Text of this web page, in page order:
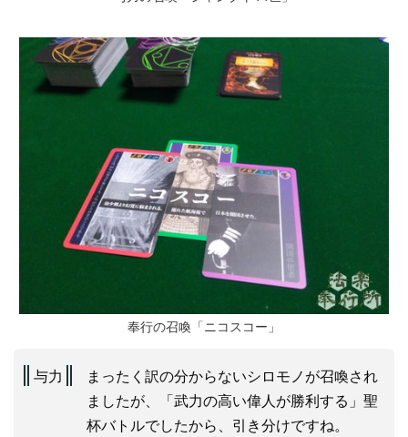
奉行の召喚「ニコスコー」
与力
まったく訳の分からないシロモノが召喚され
ましたが、「武力の高い偉人が勝利する」聖
杯バトルでしたから、引き分けですね。